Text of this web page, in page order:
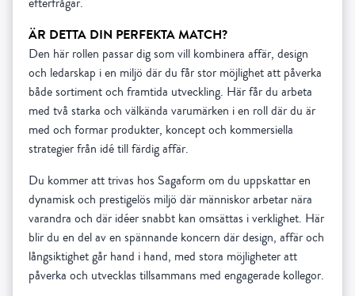
ÄR DETTA DIN PERFEKTA MATCH?
Den här rollen passar dig som vill kombinera affär, design
och ledarskap i en miljö där du får stor möjlighet att påverka
både sortiment och framtida utveckling. Här får du arbeta
med två starka och välkända varumärken i en roll där du är
med och formar produkter, koncept och kommersiella
strategier från idé till färdig affär.
Du kommer att trivas hos Sagaform om du uppskattar en
dynamisk och prestigelös miljö där människor arbetar nära
varandra och där idéer snabbt kan omsättas i verklighet. Här
blir du en del av en spännande koncern där design, affär och
långsiktighet går hand i hand, med stora möjligheter att
påverka och utvecklas tillsammans med engagerade kollegor.